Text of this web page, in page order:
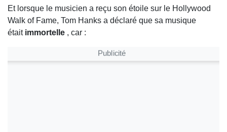
Et lorsque le musicien a reçu son étoile sur le Hollywood
Walk of Fame, Tom Hanks a déclaré que sa musique
était immortelle , car :
Publicité